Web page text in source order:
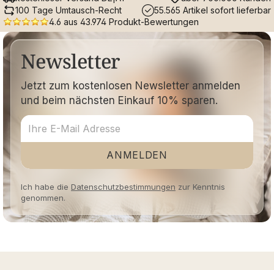
100 Tage Umtausch-Recht
55.565 Artikel sofort lieferbar
4.6 aus 43.974 Produkt-Bewertungen
Newsletter
Jetzt zum kostenlosen Newsletter anmelden
und beim nächsten Einkauf 10% sparen.
ANMELDEN
Ich habe die Datenschutzbestimmungen zur Kenntnis
genommen.